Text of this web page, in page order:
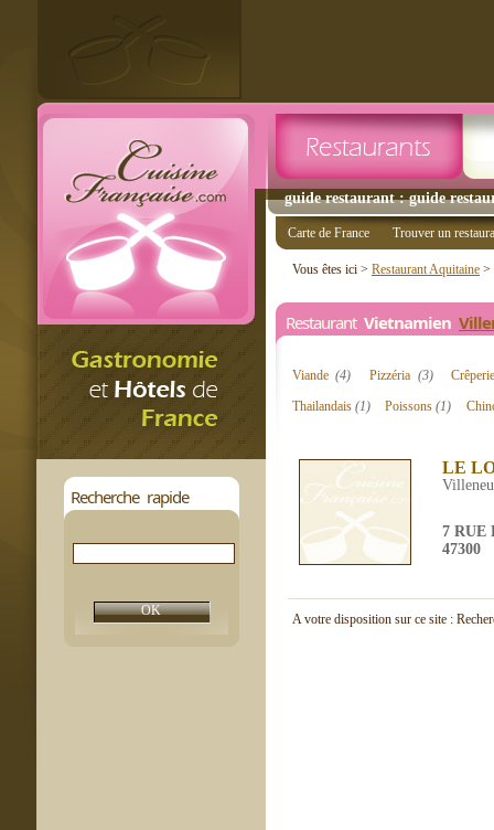
guide restaurant : guide
Recherche rapide
Carte de France Trouver un
Vous êtes ici > Restaurant Aquitaine >
Restaurant Vietnamien
Viande(4) Pizzéria (3)
Thailandais (1) Poissons(1)
LE
7 RUE
47300
A votre disposition sur ce site :